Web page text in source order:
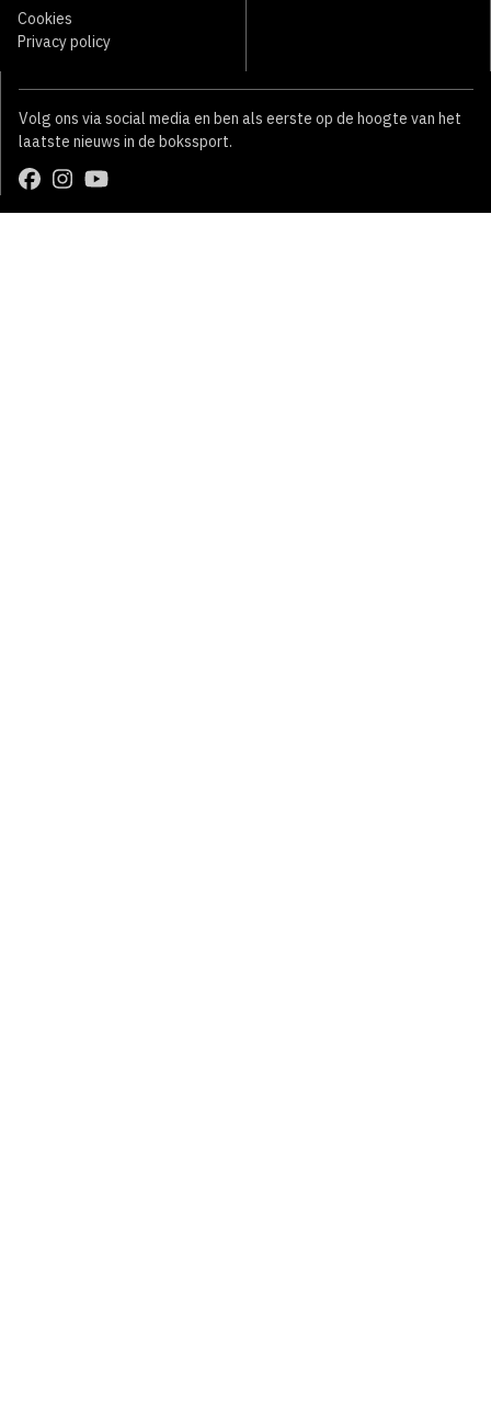
Cookies
Privacy policy
Volg ons via social media en ben als eerste op de hoogte van het
laatste nieuws in de bokssport.